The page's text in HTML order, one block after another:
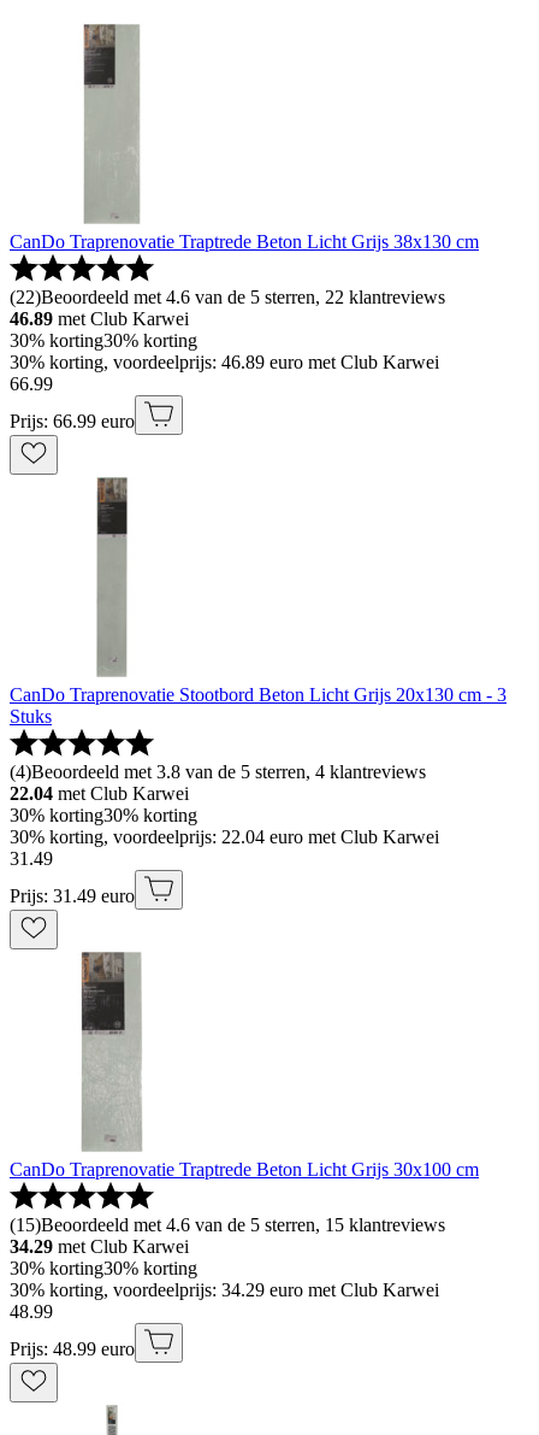
CanDo Traprenovatie Traptrede Beton Licht Grijs 38x130 cm
(22)Beoordeeld met 4.6 van de 5 sterren, 22 klantreviews
46.89 met Club Karwei
30% korting30% korting
30% korting, voordeelprijs: 46.89 euro met Club Karwei
66.99
Prijs: 66.99 euro
CanDo Traprenovatie Stootbord Beton Licht Grijs 20x130 cm - 3
Stuks
(4)Beoordeeld met 3.8 van de 5 sterren, 4 klantreviews
22.04 met Club Karwei
30% korting30% korting
30% korting, voordeelprijs: 22.04 euro met Club Karwei
31 .49
Prijs: 31.49 euro
CanDo Traprenovatie Traptrede Beton Licht Grijs 30x100 cm
(15)Beoordeeld met 4.6 van de 5 sterren, 15 klantreviews
34.29 met Club Karwei
30% korting30% korting
30% korting, voordeelprijs: 34.29 euro met Club Karwei
48.99
Prijs: 48.99 euro